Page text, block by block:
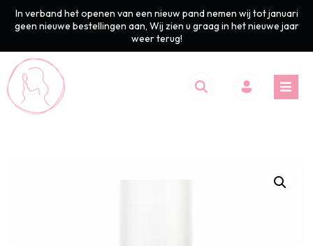
In verband het openen van een nieuw pand nemen wij tot januari
geen nieuwe bestellingen aan, Wij zien u graag in het nieuwe jaar
weer terug!